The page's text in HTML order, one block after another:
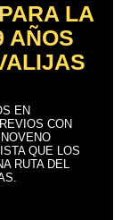
LA
AÑOS
EN
CON
QUE LOS
RUTA DEL